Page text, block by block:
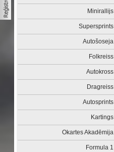
Minirallijs
Supersprints
Autošoseja
Folkreiss
Autokross
Dragreiss
Autosprints
Kartings
Okartes Akadēmija
Formula 1